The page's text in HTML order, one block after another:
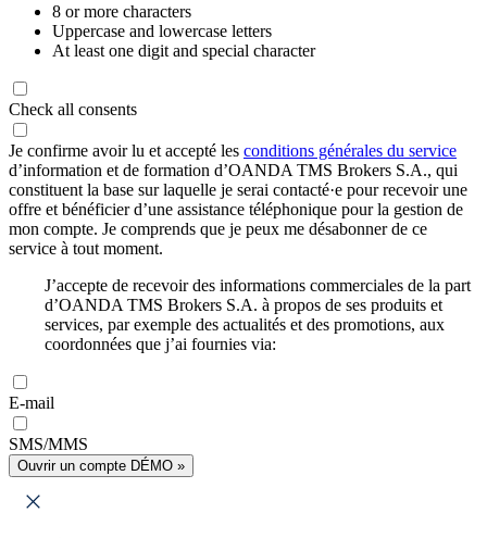
8 or more characters
Uppercase and lowercase letters
At least one digit and special character
Check all consents
Je confirme avoir lu et accepté les conditions générales du service
d’information et de formation d’OANDA TMS Brokers S.A., qui
constituent la base sur laquelle je serai contacté·e pour recevoir une
offre et bénéficier d’une assistance téléphonique pour la gestion de
mon compte. Je comprends que je peux me désabonner de ce
service à tout moment.
J’accepte de recevoir des informations commerciales de la part
d’OANDA TMS Brokers S.A. à propos de ses produits et
services, par exemple des actualités et des promotions, aux
coordonnées que j’ai fournies via:
E-mail
SMS/MMS
Ouvrir un compte DÉMO »